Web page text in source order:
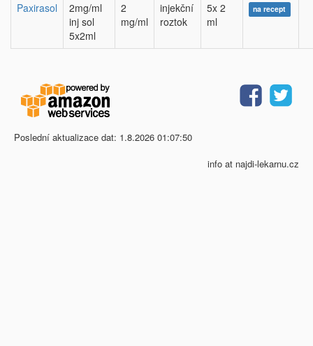
Paxirasol
2mg/ml
inj sol
5x2ml
2
mg/ml
injekční
roztok
5x 2
ml
na recept
Poslední aktualizace dat: 1.8.2026 01:07:50
info at najdi-lekarnu.cz